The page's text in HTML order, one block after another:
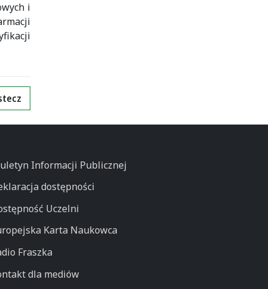
i
Informacji Publicznej
dostępności
Uczelni
Karta Naukowca
Fraszka
dla mediów